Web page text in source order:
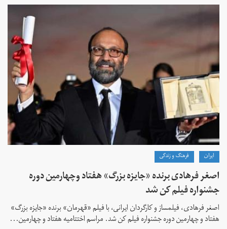
ايران فرهنگ و زندگی
اصغر فرهادی برنده «جایزه بزرگ»‌ هفتاد‌ وچهارمین دوره
جشنواره فیلم کن شد
اصغر فرهادی، فیلمساز و کارگردان ایرانی، با فیلم «قهرمان» برنده «جایزه بزرگ»
هفتاد و چهارمین دوره جشنواره فیلم کن شد. مراسم اختتامیه هفتاد و چهارمین...